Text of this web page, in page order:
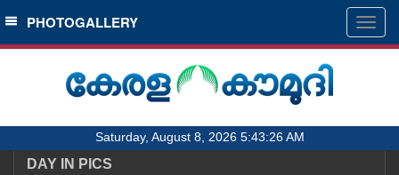
SECTIONS
HOME
NOTIFIED NEWS
PHOTOGALLERY
Saturday, August 8, 2026 5:43:26 AM
DAY IN PICS